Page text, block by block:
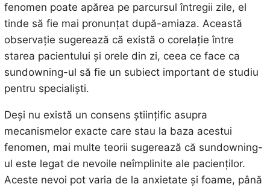
fenomen poate apărea pe parcursul întregii zile, el
tinde să fie mai pronunțat după-amiaza. Această
observație sugerează că există o corelație între
starea pacientului și orele din zi, ceea ce face ca
sundowning-ul să fie un subiect important de studiu
pentru specialiști.
Deși nu există un consens științific asupra
mecanismelor exacte care stau la baza acestui
fenomen, mai multe teorii sugerează că sundowning-
ul este legat de nevoile neîmplinite ale pacienților.
Aceste nevoi pot varia de la anxietate și foame, până